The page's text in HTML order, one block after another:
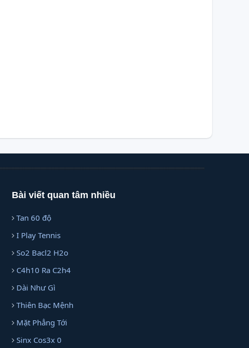
Bài viết quan tâm nhiều
Tan 60 độ
I Play Tennis
So2 Bacl2 H2o
C4h10 Ra C2h4
Dài Như Gì
Thiên Bạc Mệnh
Mặt Phẳng Tới
Sinx Cos3x 0